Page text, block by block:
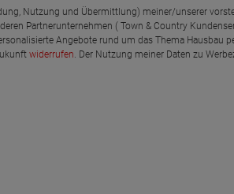
Nutzung und Übermittlung) meiner/unserer
Partnerunternehmen ( Town & Country
Angebote rund um das Thema Hausbau
widerrufen . Der Nutzung meiner Daten zu